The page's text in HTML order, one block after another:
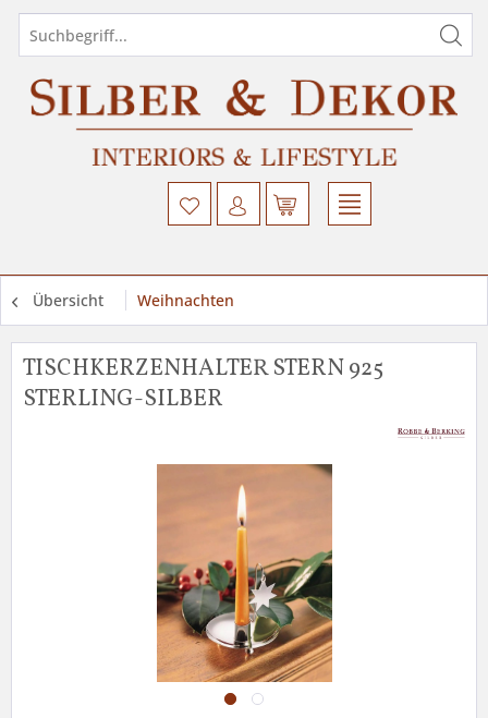
Übersicht Weihnachten
TISCHKERZENHALTER STERN 925
STERLING-SILBER